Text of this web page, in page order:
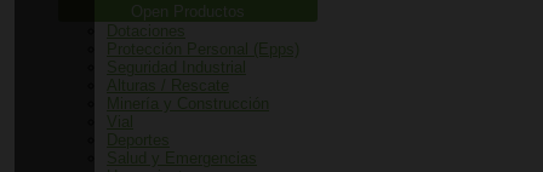
Open Productos
Dotaciones
Protección Personal (Epps)
Seguridad Industrial
Alturas / Rescate
Minería y Construcción
Vial
Deportes
Salud y Emergencias